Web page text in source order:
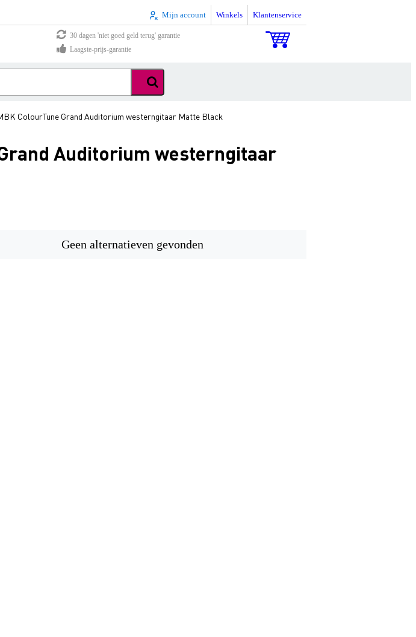
Mijn account Winkels Klantenservice
30 dagen 'niet goed geld terug' garantie
Laagste-prijs-garantie
ColourTune Grand Auditorium westerngitaar Matte Black
Auditorium westerngitaar
Geen alternatieven gevonden